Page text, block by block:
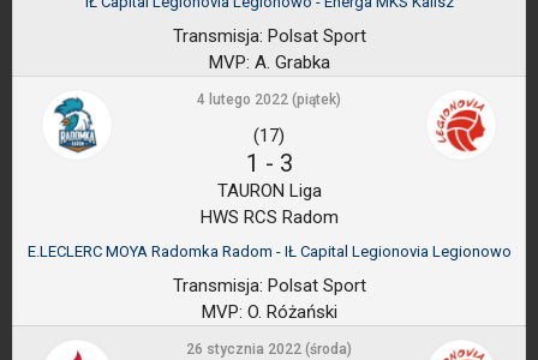
Transmisja: Polsat Sport
MVP: A. Grabka
4 lutego 2022 (piątek)
(17)
1 - 3
TAURON Liga
HWS RCS Radom
E.LECLERC MOYA Radomka Radom - IŁ Capital Legionovia Legionowo
Transmisja: Polsat Sport
MVP: O. Różański
26 stycznia 2022 (środa)